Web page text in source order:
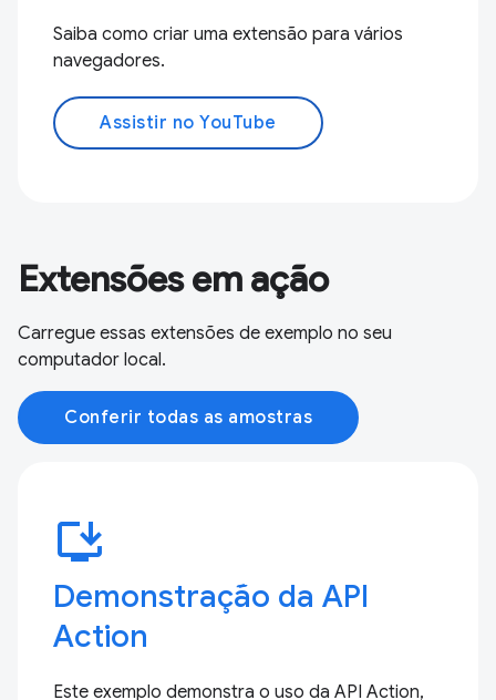
Saiba como criar uma extensão para vários
navegadores.
Assistir no YouTube
Extensões em ação
Carregue essas extensões de exemplo no seu
computador local.
Conferir todas as amostras
install_desktop
Demonstração da API
Action
Este exemplo demonstra o uso da API Action,